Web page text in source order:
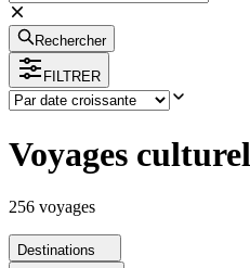
Rechercher
FILTRER
Voyages
256 voyages
Destinations